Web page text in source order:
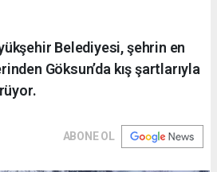
Belediyesi, şehrin en
Göksun’da kış şartlarıyla
ABONE OL